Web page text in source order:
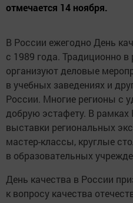
отмечается 14 ноября.
В России ежегодно День
с 1989 года. Традиционно
организуют деловые
в учебных заведениях и
России. Многие регионы с
добрую эстафету. В рамках
выставки региональных
мастер-классы, круглые
в образовательных
День качества в России
к вопросу качества